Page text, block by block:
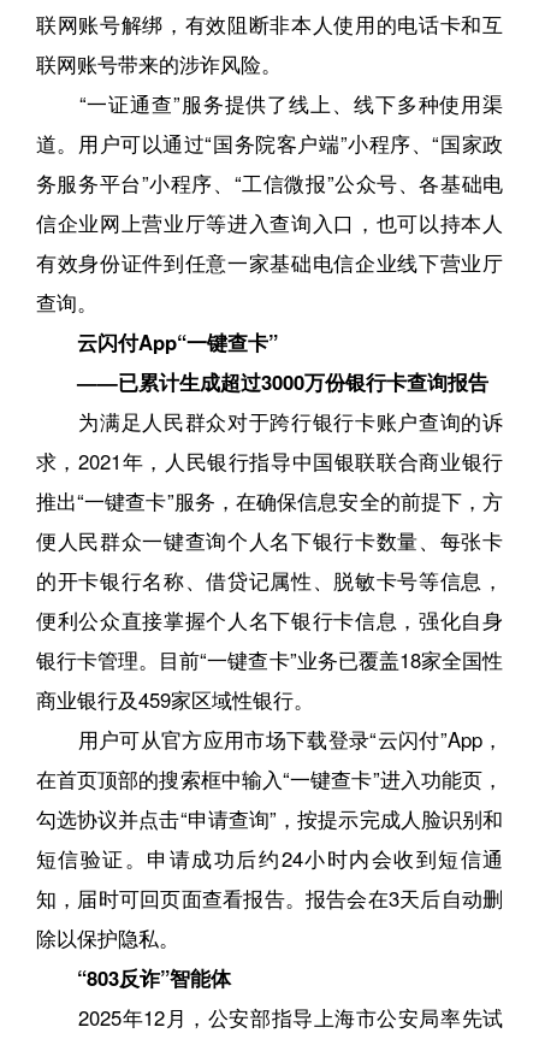
联网账号解绑，有效阻断非本人使用的电话卡和互
联网账号带来的涉诈风险。
“一证通查”服务提供了线上、线下多种使用渠
道。用户可以通过“国务院客户端”小程序、“国家政
务服务平台”小程序、“工信微报”公众号、各基础电
信企业网上营业厅等进入查询入口，也可以持本人
有效身份证件到任意一家基础电信企业线下营业厅
查询。
云闪付App“一键查卡”
——已累计生成超过3000万份银行卡查询报告
为满足人民群众对于跨行银行卡账户查询的诉
求，2021年，人民银行指导中国银联联合商业银行
推出“一键查卡”服务，在确保信息安全的前提下，方
便人民群众一键查询个人名下银行卡数量、每张卡
的开卡银行名称、借贷记属性、脱敏卡号等信息，
便利公众直接掌握个人名下银行卡信息，强化自身
银行卡管理。目前“一键查卡”业务已覆盖18家全国性
商业银行及459家区域性银行。
用户可从官方应用市场下载登录“云闪付”App，
在首页顶部的搜索框中输入“一键查卡”进入功能页，
勾选协议并点击“申请查询”，按提示完成人脸识别和
短信验证。申请成功后约24小时内会收到短信通
知，届时可回页面查看报告。报告会在3天后自动删
除以保护隐私。
“803反诈”智能体
2025年12月，公安部指导上海市公安局率先试